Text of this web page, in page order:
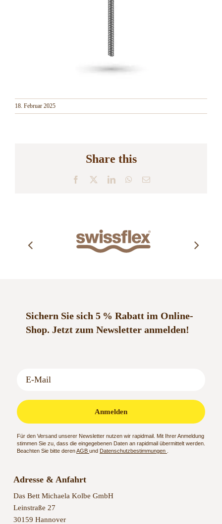
18. Februar 2025
Share this
Facebook LinkedInWhatsApp
E-
Sichern Sie sich 5 % Rabatt im Online-
Shop. Jetzt zum Newsletter anmelden!
Anmelden
Für den Versand unserer Newsletter nutzen wir rapidmail. Mit Ihrer Anmeldung
stimmen Sie zu, dass die eingegebenen Daten an rapidmail übermittelt werden.
Beachten Sie bitte derenAGB und Datenschutzbestimmungen
Adresse & Anfahrt
Das Bett Michaela Kolbe GmbH
Leinstraße 27
30159 Hannover